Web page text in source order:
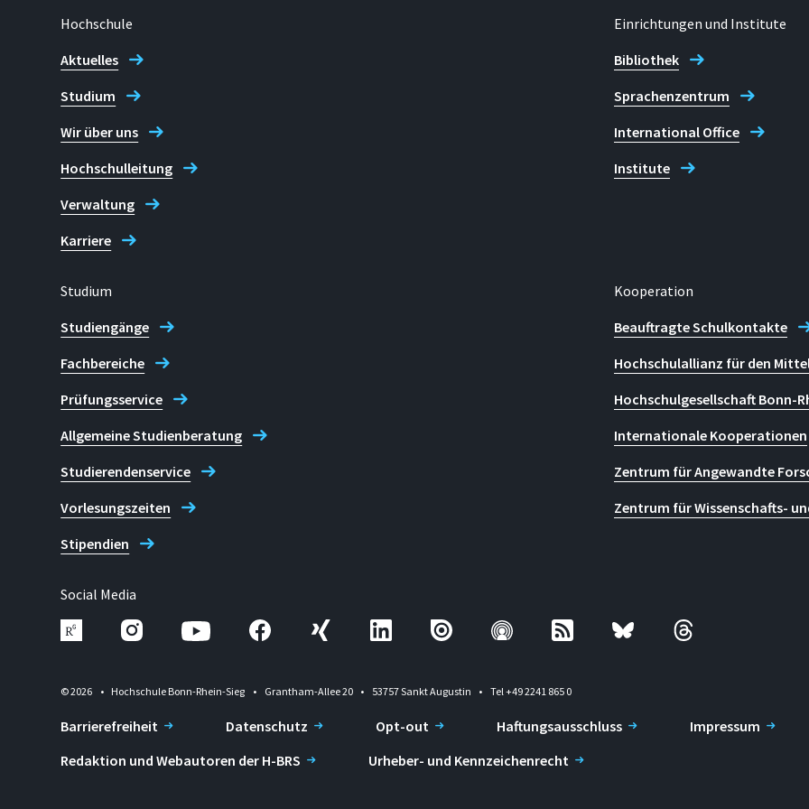
Hochschule
Aktuelles
Studium
Wir über uns
Hochschulleitung
Verwaltung
Karriere
Einrichtungen und Institute
Bibliothek
Sprachenzentrum
International Office
Institute
Studium
Studiengänge
Fachbereiche
Prüfungsservice
Allgemeine Studienberatung
Studierendenservice
Vorlesungszeiten
Stipendien
Kooperation
Beauftragte Schulkontakte
Hochschulallianz für den
Hochschulgesellschaft Bonn-
Internationale Kooperationen
Zentrum für Angewandte
Zentrum für Wissenschafts-
Social Media
© 2026 Hochschule Bonn-Rhein-Sieg Grantham-Allee 20 53757 Sankt Augustin Tel +49 2241 865 0
Barrierefreiheit Datenschutz Opt-out Haftungsausschluss Impressum
Redaktion und Webautoren der H-BRS
Urheber- und Kennzeichenrecht